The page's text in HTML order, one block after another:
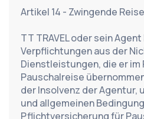
Artikel 14 - Zwingende
TT TRAVEL oder sein
Verpflichtungen aus der
Dienstleistungen, die er im
Pauschalreise
der Insolvenz der Agentur,
und allgemeinen
Pflichtversicherung für